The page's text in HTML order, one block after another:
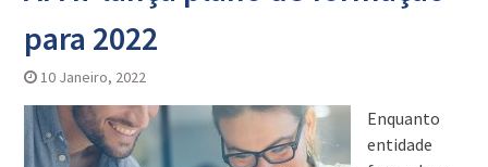
para 2022
10 Janeiro, 2022
Enquanto
entidade